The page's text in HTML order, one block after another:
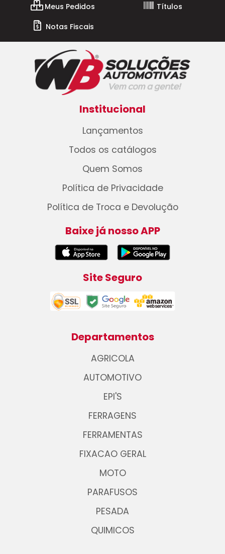
Meus Pedidos
Títulos
Notas Fiscais
Institucional
Lançamentos
Todos os catálogos
Quem Somos
Política de Privacidade
Política de Troca e Devolução
Baixe já nosso APP
Site Seguro
Departamentos
AGRICOLA
AUTOMOTIVO
EPI'S
FERRAGENS
FERRAMENTAS
FIXACAO GERAL
MOTO
PARAFUSOS
PESADA
QUIMICOS